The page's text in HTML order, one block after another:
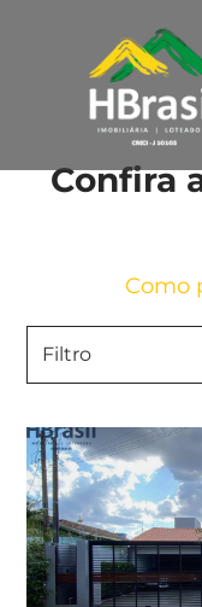
Confira
Como